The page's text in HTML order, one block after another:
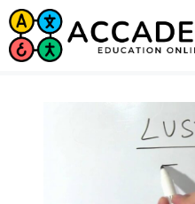
Saltar
al
contenido